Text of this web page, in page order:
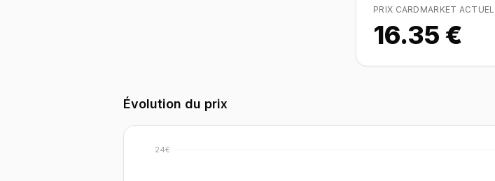
PRIX CARDMARKET ACTUEL
16.35 €
Évolution du prix
24€